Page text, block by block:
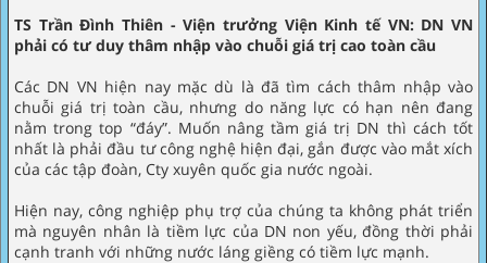
TS Trần Đình Thiên - Viện trưởng Viện Kinh tế VN: DN VN
phải có tư duy thâm nhập vào chuỗi giá trị cao toàn cầu
Các DN VN hiện nay mặc dù là đã tìm cách thâm nhập vào
chuỗi giá trị toàn cầu, nhưng do năng lực có hạn nên đang
nằm trong top “đáy”. Muốn nâng tầm giá trị DN thì cách tốt
nhất là phải đầu tư công nghệ hiện đại, gắn được vào mắt xích
của các tập đoàn, Cty xuyên quốc gia nước ngoài.
Hiện nay, công nghiệp phụ trợ của chúng ta không phát triển
mà nguyên nhân là tiềm lực của DN non yếu, đồng thời phải
cạnh tranh với những nước láng giềng có tiềm lực mạnh.